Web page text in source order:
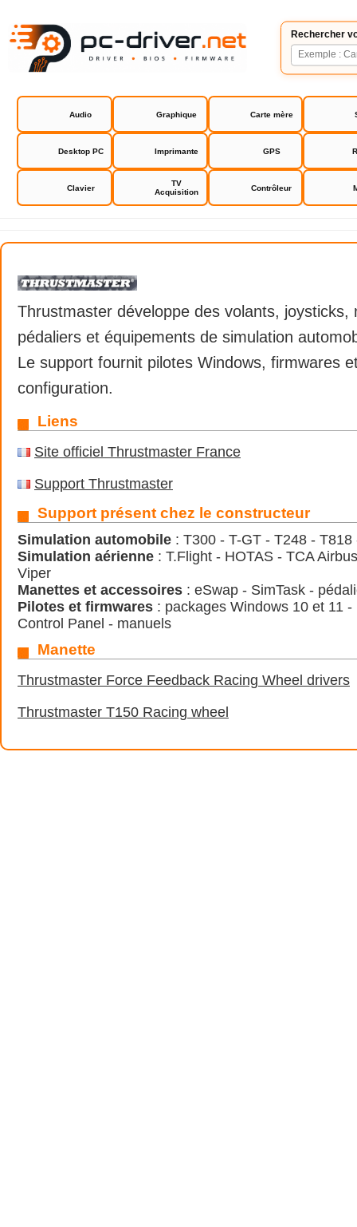
Rechercher
Audio Graphique Carte mère
Desktop PC Imprimante GPS
Clavier
TV
Acquisition
Contrôleur
Thrustmaster
Thrustmaster développe des volants, joysticks,
pédaliers et équipements de simulation
Le support fournit pilotes Windows, firmwares
configuration.
Liens
Site officiel Thrustmaster France
Support Thrustmaster
Support présent chez le constructeur
Simulation automobile : T300 - T-GT - T248 -
Simulation aérienne : T.Flight - HOTAS - TCA
Viper
Manettes et accessoires : eSwap - SimTask -
Pilotes et firmwares : packages Windows 10 et 11
Control Panel - manuels
Manette
Thrustmaster Force Feedback Racing Wheel drivers
Thrustmaster T150 Racing wheel